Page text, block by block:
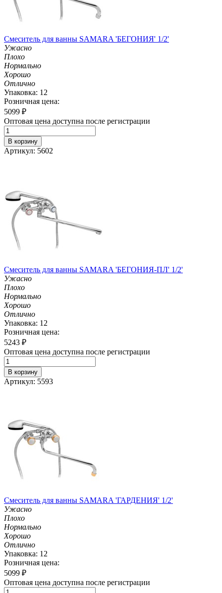
Смеситель для ванны SAMARA 'БЕГОНИЯ' 1/2'
Ужасно
Плохо
Нормально
Хорошо
Отлично
Упаковка: 12
Розничная цена:
5099 ₽
Оптовая цена доступна после регистрации
В корзину
Артикул: 5602
Смеситель для ванны SAMARA 'БЕГОНИЯ-ПЛ' 1/2'
Ужасно
Плохо
Нормально
Хорошо
Отлично
Упаковка: 12
Розничная цена:
5243 ₽
Оптовая цена доступна после регистрации
В корзину
Артикул: 5593
Смеситель для ванны SAMARA 'ГАРДЕНИЯ' 1/2'
Ужасно
Плохо
Нормально
Хорошо
Отлично
Упаковка: 12
Розничная цена:
5099 ₽
Оптовая цена доступна после регистрации